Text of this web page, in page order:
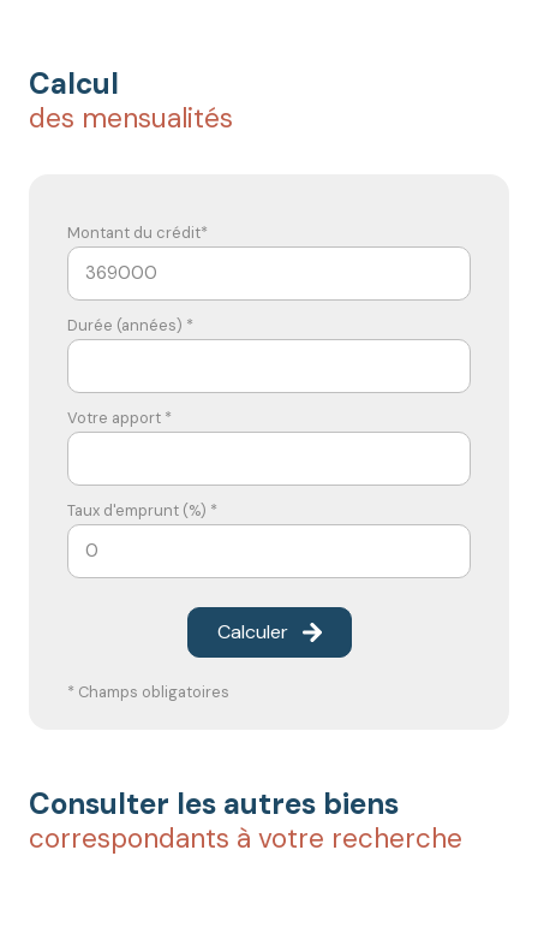
Calcul
des mensualités
Montant du crédit*
Durée (années) *
Votre apport *
Taux d'emprunt (%) *
Calculer
* Champs obligatoires
Consulter les autres biens
correspondants à votre recherche